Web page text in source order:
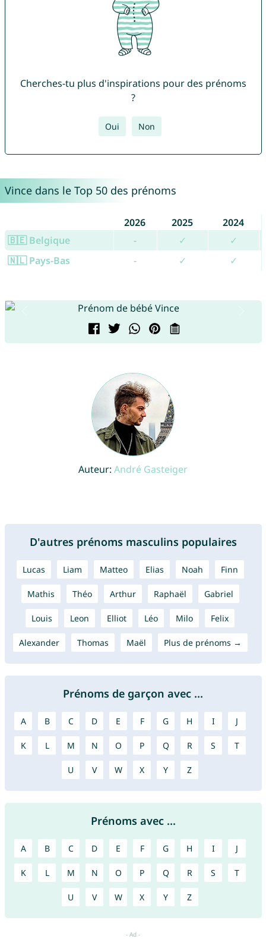
Cherches-tu plus d'inspirations pour des prénoms
?
Oui Non
Vince dans le Top 50 des prénoms
2026 2025
2024
🇧🇪 Belgique
- ✓
✓
🇳🇱 Pays-Bas
- ✓ ✓
Auteur: André Gasteiger
D'autres prénoms masculins populaires
Lucas Liam Matteo Elias Noah Finn
Mathis Théo Arthur Raphaël Gabriel
Louis Leon Elliot Léo Milo Felix
Alexander Thomas Maël Plus de prénoms →
Prénoms de garçon avec ...
A B C D E F G H I J
K L M N O P Q R S T
U V W X Y Z
Prénoms avec ...
A B C D E F G H I J
K L M N O P Q R S T
U V W X Y Z